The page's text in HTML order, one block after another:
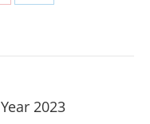
2023